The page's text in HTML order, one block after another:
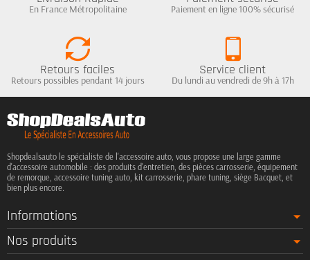
En France Métropolitaine Paiement en ligne 100% sécurisé
Retours faciles
Retours possibles pendant 14 jours
Service client
Du lundi au vendredi de 9h à 17h
Shopdealsauto le spécialiste de l'accessoire auto, vous propose une large gamme
d'accessoire automobile : des produits d'entretien, des pièces carrosserie, équipement
de remorque, accessoire tuning auto, kit carrosserie, phare tuning, siège Bacquet, et
bien plus encore.
Informations
Nos produits